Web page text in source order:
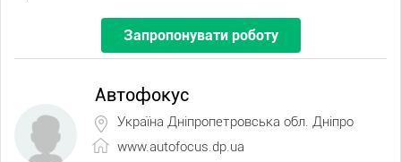
Запропонувати роботу
Автофокус
Україна Дніпропетровська обл. Дніпро
www.autofocus.dp.ua